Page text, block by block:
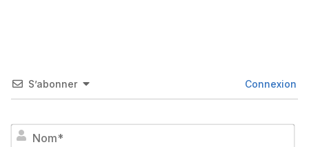
S’abonner Connexion